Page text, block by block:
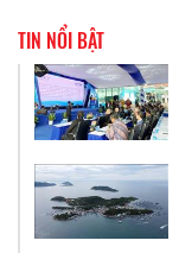
TIN NỔI BẬT